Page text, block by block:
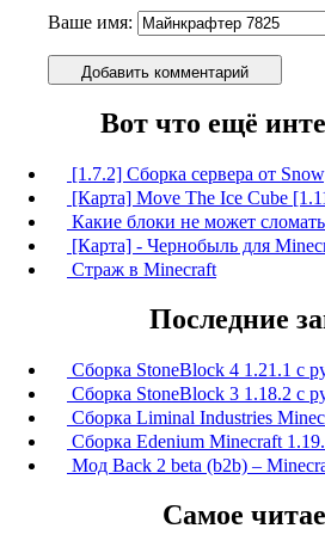
Ваше имя:
Добавить комментарий
Вот что ещё
[1.7.2] Сборка сервера от
[Карта] Move The Ice Cube
Какие блоки не может
[Карта] - Чернобыль для
Страж в Minecraft
Последние
Сборка StoneBlock 4 1.21.1 с
Сборка StoneBlock 3 1.18.2 с
Сборка Liminal Industries
Сборка Edenium Minecraft
Мод Back 2 beta (b2b) –
Самое